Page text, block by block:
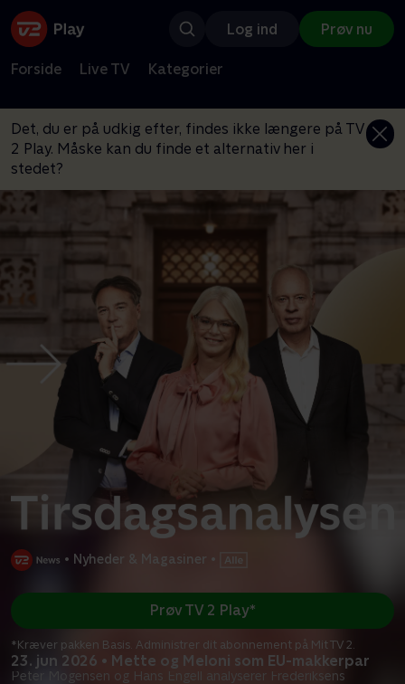
Log ind Prøv nu
Forside Live TV Kategorier
Det, du er på udkig efter, findes ikke længere på TV
2 Play. Måske kan du finde et alternativ her i
stedet?
• Nyheder & Magasiner •
23. jun 2026 • Mette og Meloni som EU-makkerpar
Peter Mogensen og Hans Engell analyserer Frederiksens
Prøv TV 2 Play*
*Kræver pakken Basis. Administrer dit abonnement på Mit TV 2.